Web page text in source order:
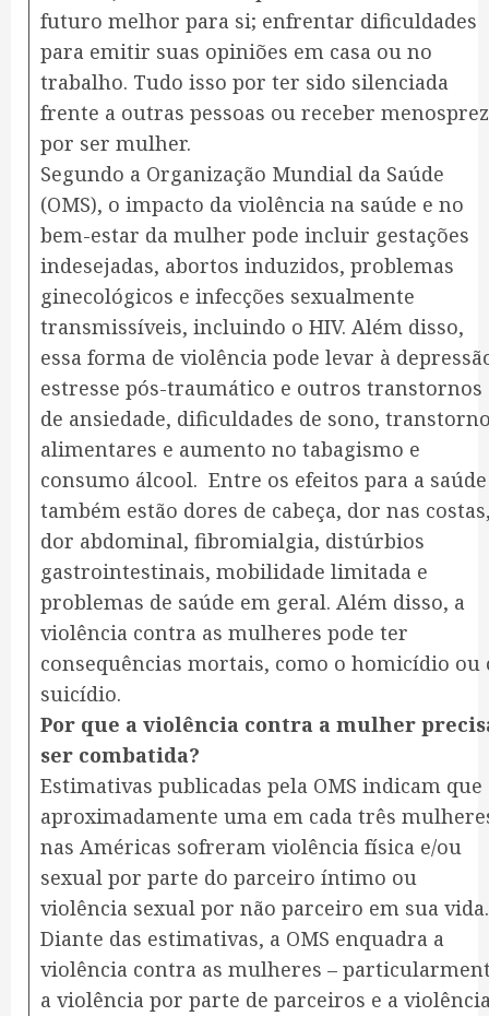
futuro melhor para si; enfrentar dificuldades
para emitir suas opiniões em casa ou no
trabalho. Tudo isso por ter sido silenciada
frente a outras pessoas ou receber
por ser mulher.
Segundo a Organização Mundial da Saúde
(OMS), o impacto da violência na saúde e no
bem-estar da mulher pode incluir gestações
indesejadas, abortos induzidos, problemas
ginecológicos e infecções sexualmente
transmissíveis, incluindo o HIV. Além disso,
essa forma de violência pode levar à
estresse pós-traumático e outros transtornos
de ansiedade, dificuldades de sono,
alimentares e aumento no tabagismo e
consumo álcool. Entre os efeitos para a saúde
também estão dores de cabeça, dor nas
dor abdominal, fibromialgia, distúrbios
gastrointestinais, mobilidade limitada e
problemas de saúde em geral. Além disso, a
violência contra as mulheres pode ter
consequências mortais, como o homicídio ou
suicídio.
Por que a violência contra a mulher
ser combatida?
Estimativas publicadas pela OMS indicam que
aproximadamente uma em cada três
nas Américas sofreram violência física e/ou
sexual por parte do parceiro íntimo ou
violência sexual por não parceiro em sua vida.
Diante das estimativas, a OMS enquadra a
violência contra as mulheres –
a violência por parte de parceiros e a